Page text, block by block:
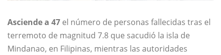
Asciende a 47 el número de personas fallecidas tras el
terremoto de magnitud 7.8 que sacudió la isla de
Mindanao, en Filipinas, mientras las autoridades